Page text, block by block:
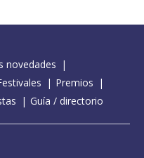
novedades
Premios
Guía / directorio